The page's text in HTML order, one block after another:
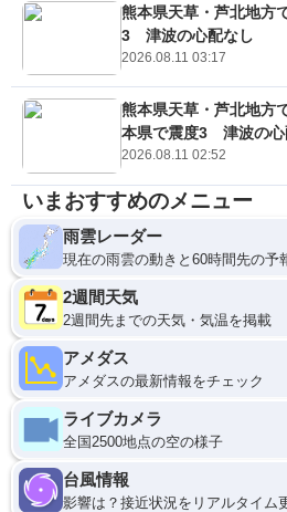
熊本県天草・芦北地
3 津波の心配なし
2026.08.11 03:17
熊本県天草・芦北地
本県で震度3 津波の心
2026.08.11 02:52
いまおすすめのメニュー
雨雲レーダー
現在の雨雲の動きと60時間先の予
2週間天気
2週間先までの天気・気温を掲載
アメダス
アメダスの最新情報をチェック
ライブカメラ
全国2500地点の空の様子
台風情報
影響は？接近状況をリアルタイム